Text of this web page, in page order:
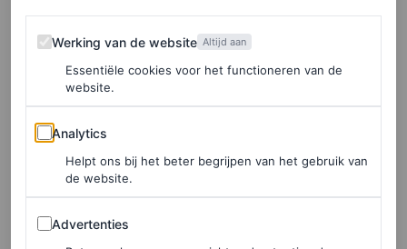
A post shared by Le Jardin Utrecht (@lejardinutrecht)
Werking van de website
Werking van de website Altijd aan
Essentiële cookies voor het functioneren van de
website.
Analytics
Analytics
Helpt ons bij het beter begrijpen van het gebruik van
de website.
Advertenties
Advertenties